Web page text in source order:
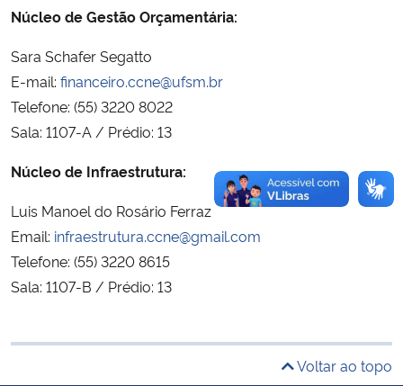
Controladoria-Geral da União
Ministério da Mulher, da Família e dos Direitos Humanos
Secretaria de Governo
Gabinete de Segurança Institucional
Núcleo de Gestão Orçamentária:
Sara Schafer Segatto
E-mail: financeiro.ccne@ufsm.br
Telefone: (55) 3220 8022
Sala: 1107-A / Prédio: 13
Núcleo de Infraestrutura:
Luis Manoel do Rosário Ferraz
Email: infraestrutura.ccne@gmail.com
Telefone: (55) 3220 8615
Sala: 1107-B / Prédio: 13
Voltar ao topo